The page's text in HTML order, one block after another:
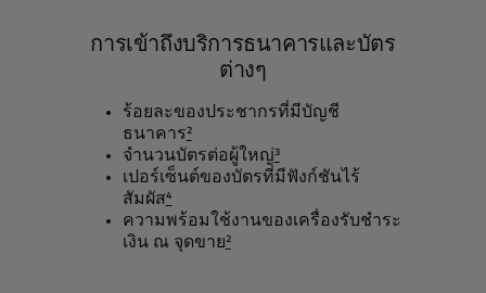
การเข้าถึงบริการธนาคารและบัตร
ต่างๆ
ร้อยละของประชากรที่มีบัญชี
ธนาคาร²
จำนวนบัตรต่อผู้ใหญ่³
เปอร์เซ็นต์ของบัตรที่มีฟังก์ชันไร้
สัมผัส⁴
ความพร้อมใช้งานของเครื่องรับชำระ
เงิน ณ จุดขาย²